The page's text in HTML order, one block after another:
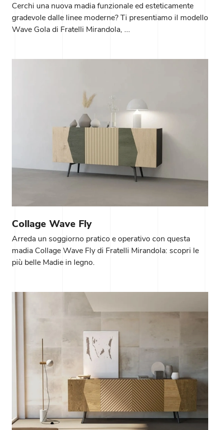
Cerchi una nuova madia funzionale ed esteticamente
gradevole dalle linee moderne? Ti presentiamo il modello
Wave Gola di Fratelli Mirandola, ...
Collage Wave Fly
Arreda un soggiorno pratico e operativo con questa
madia Collage Wave Fly di Fratelli Mirandola: scopri le
più belle Madie in legno.